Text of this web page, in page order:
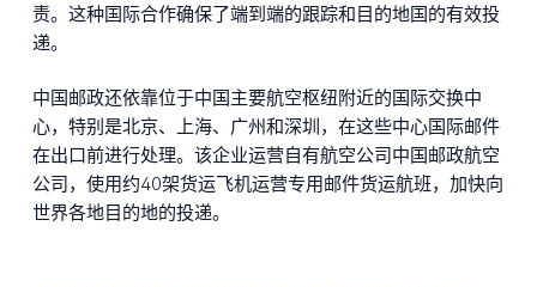
责。这种国际合作确保了端到端的跟踪和目的地国的有效投
递。
中国邮政还依靠位于中国主要航空枢纽附近的国际交换中
心，特别是北京、上海、广州和深圳，在这些中心国际邮件
在出口前进行处理。该企业运营自有航空公司中国邮政航空
公司，使用约40架货运飞机运营专用邮件货运航班，加快向
世界各地目的地的投递。